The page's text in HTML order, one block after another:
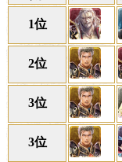
1位
2位
3位
3位